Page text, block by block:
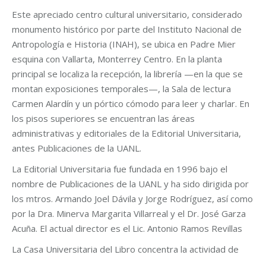
Este apreciado centro cultural universitario, considerado
monumento histórico por parte del Instituto Nacional de
Antropología e Historia (INAH), se ubica en Padre Mier
esquina con Vallarta, Monterrey Centro. En la planta
principal se localiza la recepción, la librería —en la que se
montan exposiciones temporales—, la Sala de lectura
Carmen Alardín y un pórtico cómodo para leer y charlar. En
los pisos superiores se encuentran las áreas
administrativas y editoriales de la Editorial Universitaria,
antes Publicaciones de la UANL.
La Editorial Universitaria fue fundada en 1996 bajo el
nombre de Publicaciones de la UANL y ha sido dirigida por
los mtros. Armando Joel Dávila y Jorge Rodríguez, así como
por la Dra. Minerva Margarita Villarreal y el Dr. José Garza
Acuña. El actual director es el Lic. Antonio Ramos Revillas
La Casa Universitaria del Libro concentra la actividad de